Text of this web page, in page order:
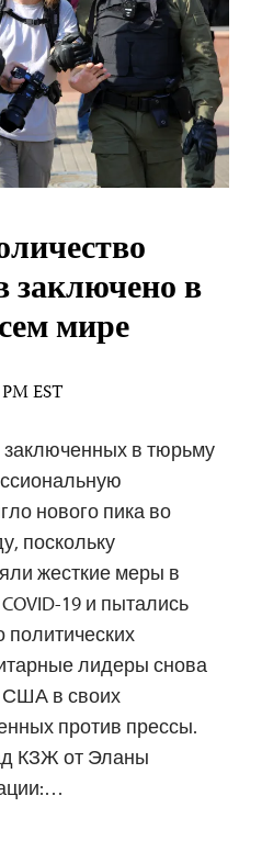
заключено в
мире
EST
в тюрьму
нового пика во
поскольку
жесткие меры в
19 и пытались
политических
лидеры снова
США в своих
против прессы.
КЗЖ от Эланы